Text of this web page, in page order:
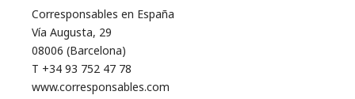
Corresponsables en España
Vía Augusta, 29
08006 (Barcelona)
T +34 93 752 47 78
www.corresponsables.com